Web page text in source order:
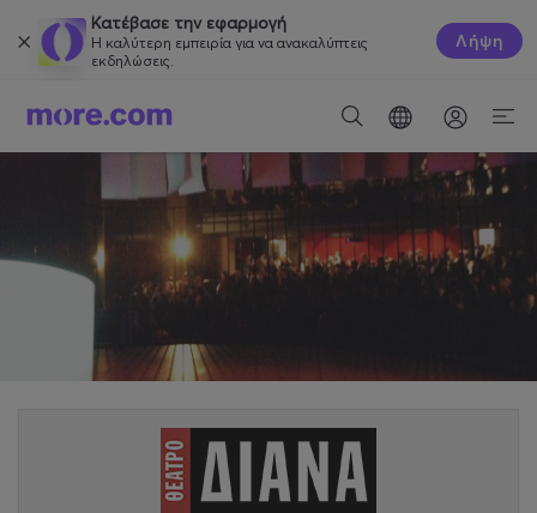
Κατέβασε την εφαρμογή
Η καλύτερη εμπειρία για να ανακαλύπτεις
εκδηλώσεις.
Λήψη